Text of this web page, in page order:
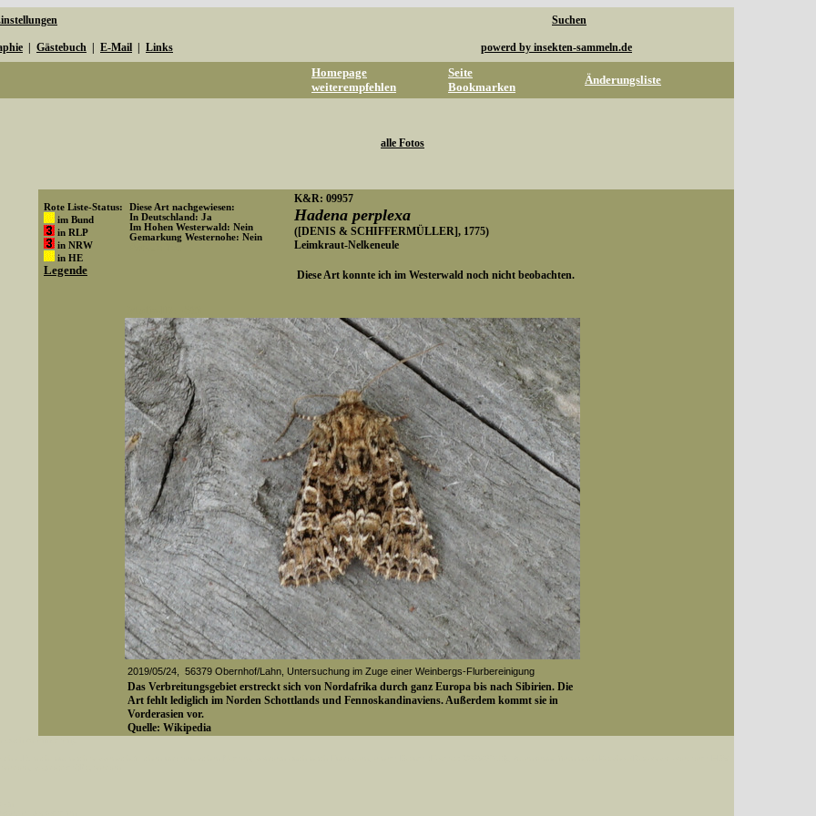
Suchen
Gästebuch E-Mail Links powerd by insekten-sammeln.de
Homepage
weiterempfehlen
Seite
Bookmarken
Änderungsliste
alle Fotos
Rote Liste-Status:
im Bund
in RLP
in NRW
in HE
Legende
Diese Art nachgewiesen:
In Deutschland: Ja
Im Hohen Westerwald: Nein
Gemarkung Westernohe: Nein
K&R: 09957
Hadena perplexa
([DENIS & SCHIFFERMÜLLER], 1775)
Leimkraut-Nelkeneule
Diese Art konnte ich im Westerwald noch nicht beobachten.
2019/05/24, 56379 Obernhof/Lahn, Untersuchung im Zuge einer Weinbergs-Flurbereinigung
Das Verbreitungsgebiet erstreckt sich von Nordafrika durch ganz Europa bis nach Sibirien. Die
Art fehlt lediglich im Norden Schottlands und Fennoskandinaviens. Außerdem kommt sie in
Vorderasien vor.
Quelle: Wikipedia